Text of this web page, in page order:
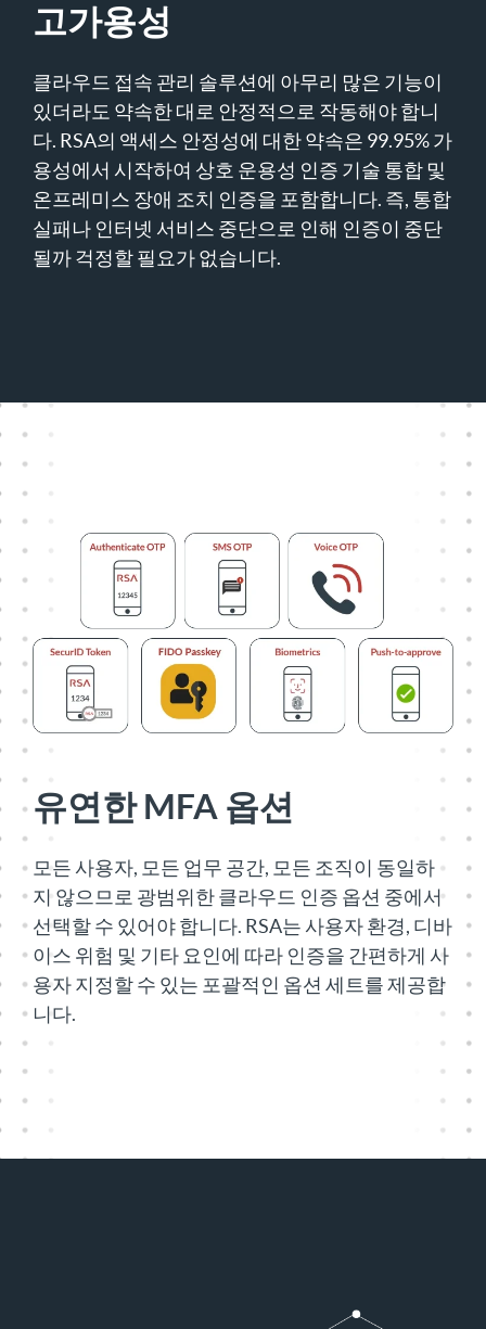
고가용성
클라우드 접속 관리 솔루션에 아무리 많은 기능이
있더라도 약속한 대로 안정적으로 작동해야 합니
다. RSA의 액세스 안정성에 대한 약속은 99.95% 가
용성에서 시작하여 상호 운용성 인증 기술 통합 및
온프레미스 장애 조치 인증을 포함합니다. 즉, 통합
실패나 인터넷 서비스 중단으로 인해 인증이 중단
될까 걱정할 필요가 없습니다.
유연한 MFA 옵션
모든 사용자, 모든 업무 공간, 모든 조직이 동일하
지 않으므로 광범위한 클라우드 인증 옵션 중에서
선택할 수 있어야 합니다. RSA는 사용자 환경, 디바
이스 위험 및 기타 요인에 따라 인증을 간편하게 사
용자 지정할 수 있는 포괄적인 옵션 세트를 제공합
니다.